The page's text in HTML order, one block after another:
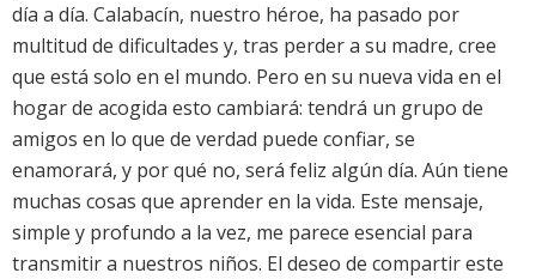
día a día. Calabacín, nuestro héroe, ha pasado por
multitud de dificultades y, tras perder a su madre, cree
que está solo en el mundo. Pero en su nueva vida en el
hogar de acogida esto cambiará: tendrá un grupo de
amigos en lo que de verdad puede confiar, se
enamorará, y por qué no, será feliz algún día. Aún tiene
muchas cosas que aprender en la vida. Este mensaje,
simple y profundo a la vez, me parece esencial para
transmitir a nuestros niños. El deseo de compartir este